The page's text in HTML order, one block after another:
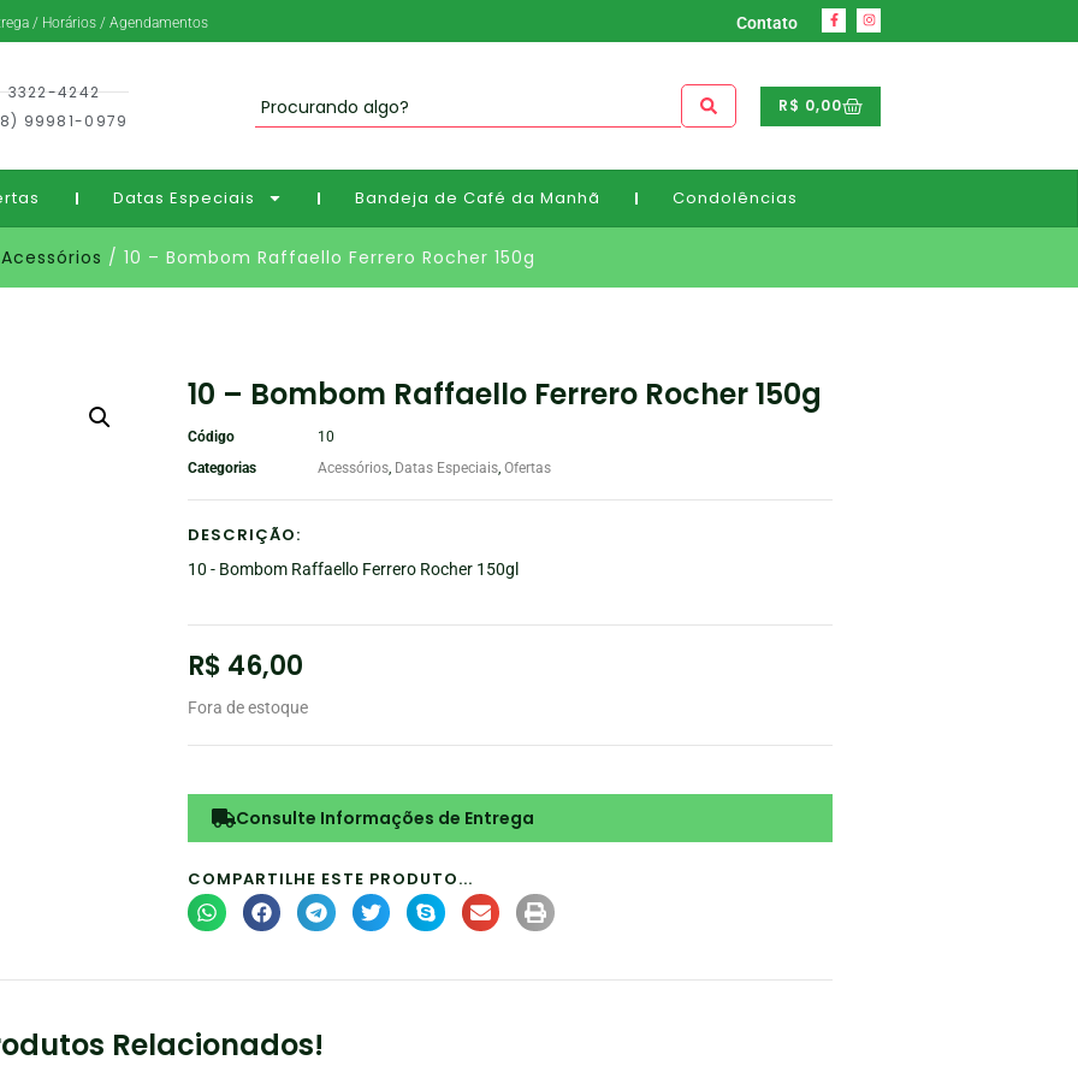
/ Horários / Agendamentos Contato
3322-4242
99981-0979
R$ 0,00
Datas Especiais Bandeja de Café da Manhã Condolências
Acessórios / 10 – Bombom Raffaello Ferrero Rocher 150g
10 – Bombom Raffaello Ferrero Rocher 150g
Código
10
Categorias
Acessórios, Datas Especiais,Ofertas
DESCRIÇÃO:
10 - Bombom Raffaello Ferrero Rocher 150gl
R$ 46,00
Fora de estoque
Consulte Informações de Entrega
COMPARTILHE ESTE PRODUTO...
Relacionados!